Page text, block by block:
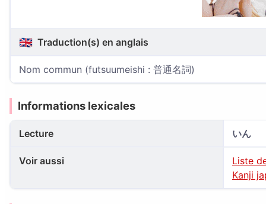
🇬🇧 Traduction(s) en anglais
Nom commun (futsuumeishi : 普通名詞)
Informations lexicales
Lecture いん
Voir aussi
Liste
Kanji